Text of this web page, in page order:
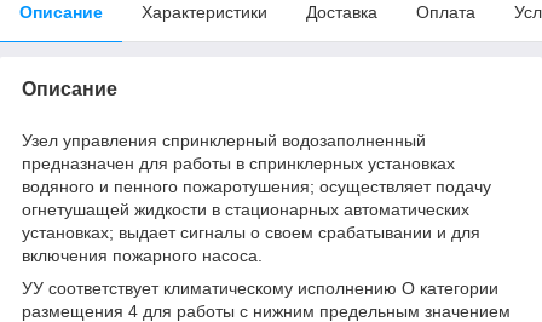
Описание Характеристики Доставка Оплата
Описание
Узел управления спринклерный водозаполненный
предназначен для работы в спринклерных установках
водяного и пенного пожаротушения; осуществляет подачу
огнетушащей жидкости в стационарных автоматических
установках; выдает сигналы о своем срабатывании и для
включения пожарного насоса.
УУ соответствует климатическому исполнению О категории
размещения 4 для работы с нижним предельным значением